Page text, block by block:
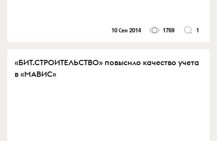
10 Сен 2014 1769 1
«БИТ.СТРОИТЕЛЬСТВО» повысило качество учета
в «МАВИС»